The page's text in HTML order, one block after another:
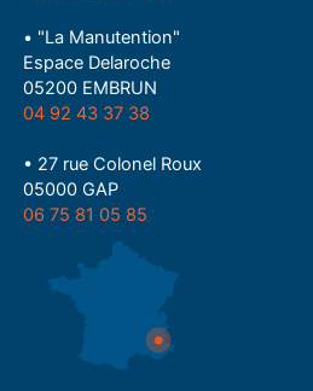
• "La Manutention"
Espace Delaroche
05200 EMBRUN
04 92 43 37 38
• 27 rue Colonel Roux
05000 GAP
06 75 81 05 85